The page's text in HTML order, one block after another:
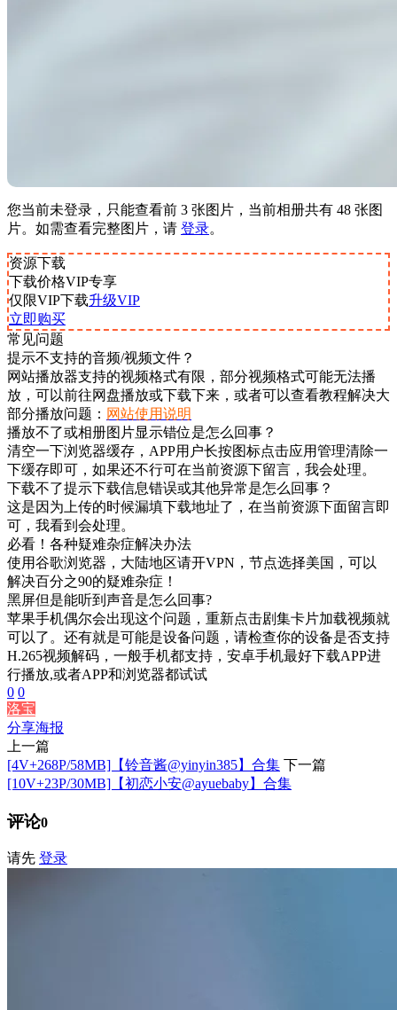
您当前未登录，只能查看前 3 张图片，当前相册共有 48 张图
片。如需查看完整图片，请 登录。
资源下载
下载价格VIP专享
仅限VIP下载升级VIP
立即购买
常见问题
提示不支持的音频/视频文件？
网站播放器支持的视频格式有限，部分视频格式可能无法播
放，可以前往网盘播放或下载下来，或者可以查看教程解决大
部分播放问题： 网站使用说明
播放不了或相册图片显示错位是怎么回事？
清空一下浏览器缓存，APP用户长按图标点击应用管理清除一
下缓存即可，如果还不行可在当前资源下留言，我会处理。
下载不了提示下载信息错误或其他异常是怎么回事？
这是因为上传的时候漏填下载地址了，在当前资源下面留言即
可，我看到会处理。
必看！各种疑难杂症解决办法
使用谷歌浏览器，大陆地区请开VPN，节点选择美国，可以
解决百分之90的疑难杂症！
黑屏但是能听到声音是怎么回事?
苹果手机偶尔会出现这个问题，重新点击剧集卡片加载视频就
可以了。还有就是可能是设备问题，请检查你的设备是否支持
H.265视频解码，一般手机都支持，安卓手机最好下载APP进
行播放,或者APP和浏览器都试试
0 0
洛宝
分享海报
上一篇
[4V+268P/58MB]【铃音酱@yinyin385】合集 下一篇
[10V+23P/30MB]【初恋小安@ayuebaby】合集
评论0
请先 登录